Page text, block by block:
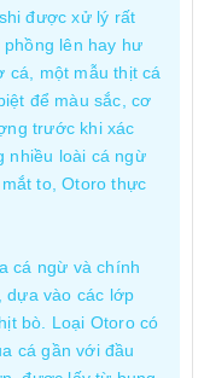
được xử lý rất
lên hay hư
cá, một mẫu thịt cá
để màu sắc, cơ
trước khi xác
nhiều loài cá ngừ
to, Otoro thực
cá ngừ và chính
dựa vào các lớp
bò. Loại Otoro có
cá gần với đầu